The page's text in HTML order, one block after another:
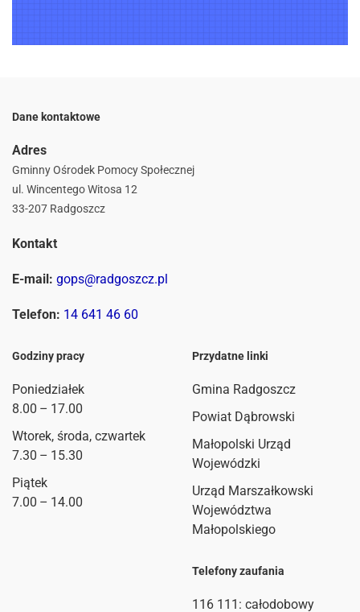
Dane kontaktowe
Adres
Gminny Ośrodek Pomocy Społecznej
ul. Wincentego Witosa 12
33-207 Radgoszcz
Kontakt
E-mail: gops@radgoszcz.pl
Telefon: 14 641 46 60
Godziny pracy
Poniedziałek
8.00 – 17.00
Wtorek, środa, czwartek
7.30 – 15.30
Piątek
7.00 – 14.00
Przydatne linki
Gmina Radgoszcz
Powiat Dąbrowski
Małopolski Urząd
Wojewódzki
Urząd Marszałkowski
Województwa
Małopolskiego
Telefony zaufania
116 111 : całodobowy